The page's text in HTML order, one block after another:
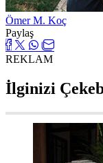
Ömer M. Koç
Paylaş
REKLAM
İlginizi